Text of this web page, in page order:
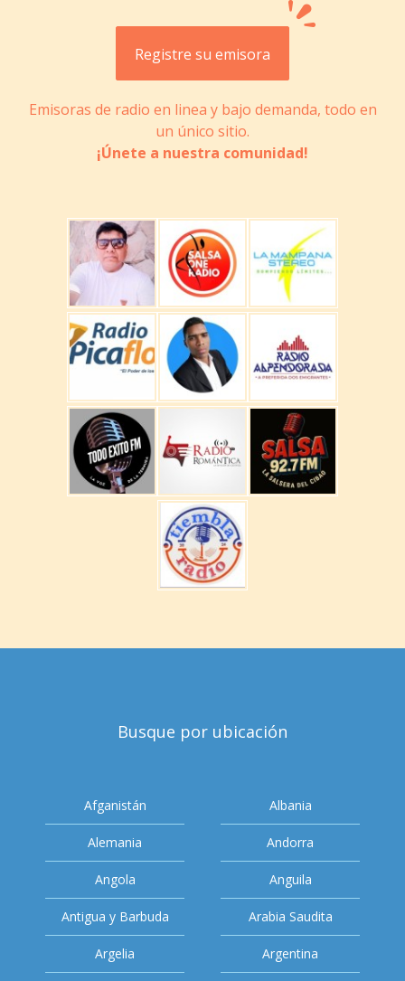
Registre su emisora
Emisoras de radio en linea y bajo demanda, todo en
un único sitio.
¡Únete a nuestra comunidad!
Busque por ubicación
Afganistán Albania
Alemania Andorra
Angola Anguila
Antigua y Barbuda Arabia Saudita
Argelia Argentina